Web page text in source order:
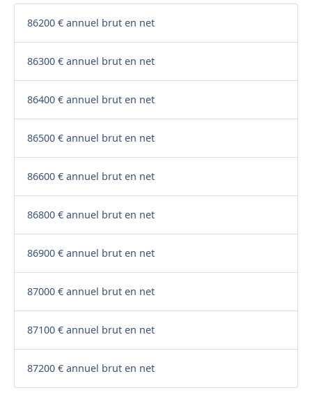
86200 € annuel brut en net
86300 € annuel brut en net
86400 € annuel brut en net
86500 € annuel brut en net
86600 € annuel brut en net
86800 € annuel brut en net
86900 € annuel brut en net
87000 € annuel brut en net
87100 € annuel brut en net
87200 € annuel brut en net